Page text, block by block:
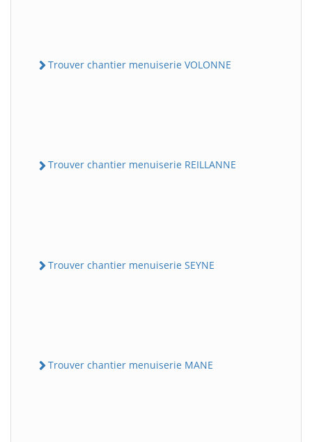
Trouver chantier menuiserie VOLONNE
Trouver chantier menuiserie REILLANNE
Trouver chantier menuiserie SEYNE
Trouver chantier menuiserie MANE